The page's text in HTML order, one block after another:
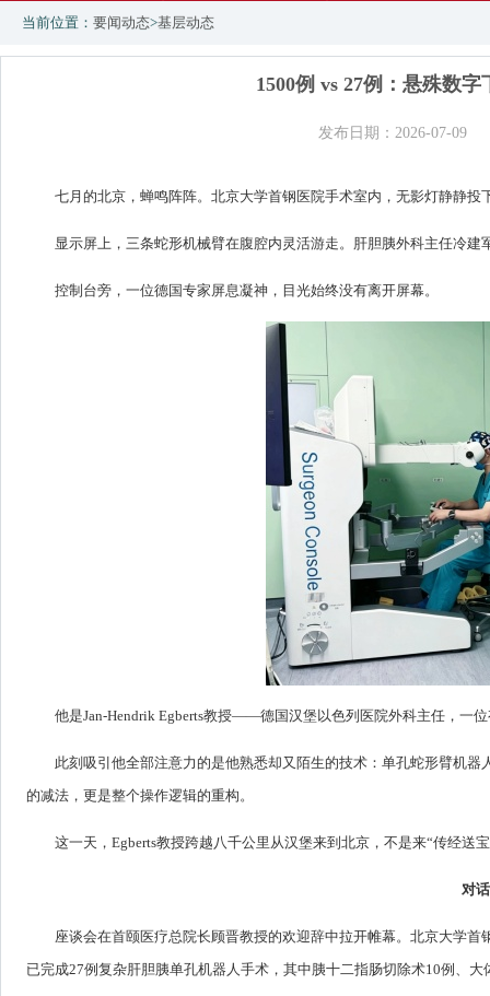
当前位置： 要闻动态>基层动态
1500例 vs 27例：悬殊数
发布日期：2026-07-09
七月的北京，蝉鸣阵阵。北京大学首钢医院手术室内，无影灯静静投
显示屏上，三条蛇形机械臂在腹腔内灵活游走。肝胆胰外科主任冷
控制台旁，一位德国专家屏息凝神，目光始终没有离开屏幕。
他是Jan-Hendrik Egberts教授——德国汉堡以色列医院外科主任，一
此刻吸引他全部注意力的是他熟悉却又陌生的技术：单孔蛇形臂机
的减法，更是整个操作逻辑的重构。
这一天，Egberts教授跨越八千公里从汉堡来到北京，不是来“传经送
对
座谈会在首颐医疗总院长顾晋教授的欢迎辞中拉开帷幕。北京大学
已完成27例复杂肝胆胰单孔机器人手术，其中胰十二指肠切除术10例、大